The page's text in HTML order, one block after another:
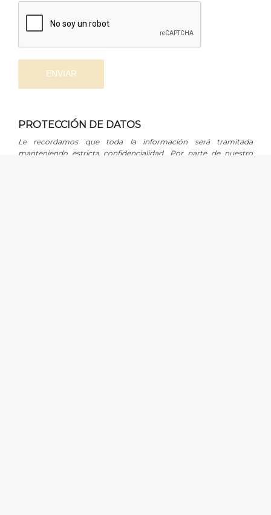
PROTECCIÓN DE DATOS
Le recordamos que toda la información será tramitada
manteniendo estricta confidencialidad. Por parte de nuestro